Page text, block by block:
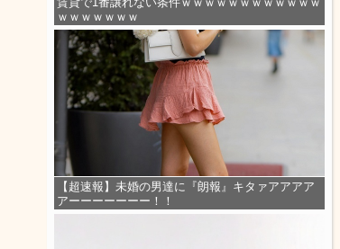
ｗｗｗｗｗｗｗ
【超速報】未婚の男達に『朗報』キタァアアアア
アーーーーーーー！！